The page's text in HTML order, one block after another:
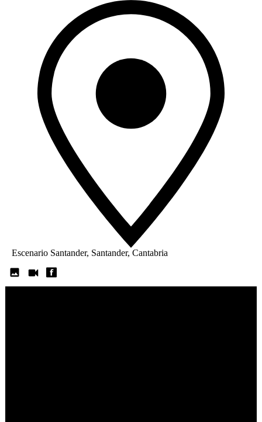
Escenario Santander, Santander, Cantabria